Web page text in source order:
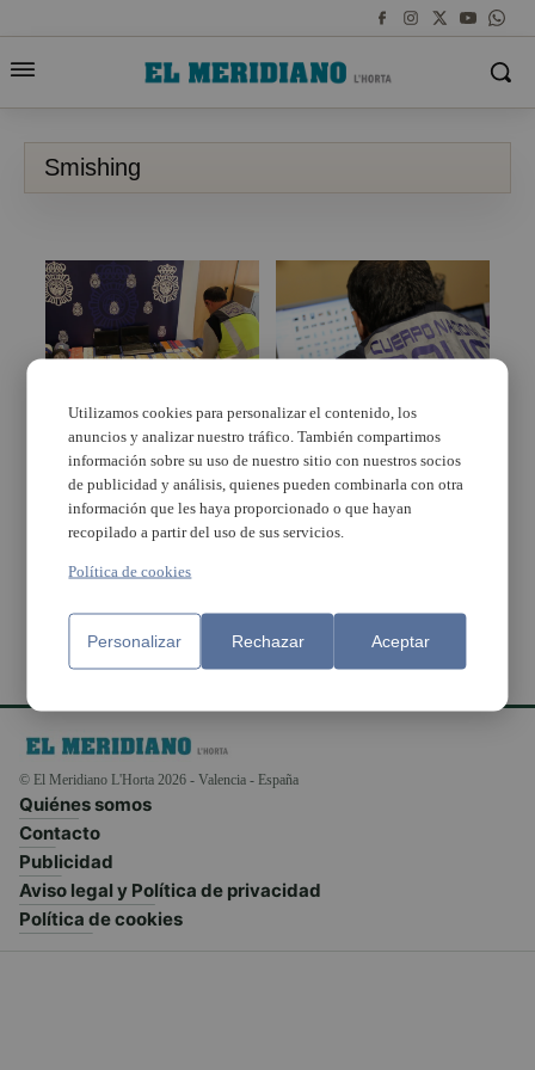
Smishing
Un detenido en
Alboraya por hacer
ciberestafas mediante
técnicas de smishing
La Policía Nacional
detiene a dos hombres
tras estafar más de
100.000 euros en una
semana mediante
técnicas de smishing
© El Meridiano L'Horta 2026 - Valencia - España
Quiénes somos
Contacto
Publicidad
Aviso legal y Política de privacidad
Política de cookies
Utilizamos cookies para personalizar el contenido, los
anuncios y analizar nuestro tráfico. También compartimos
información sobre su uso de nuestro sitio con nuestros socios
de publicidad y análisis, quienes pueden combinarla con otra
información que les haya proporcionado o que hayan
recopilado a partir del uso de sus servicios.
Política de cookies
Personalizar Rechazar Aceptar